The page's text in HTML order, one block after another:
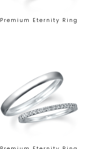
Premium Eternity Ring